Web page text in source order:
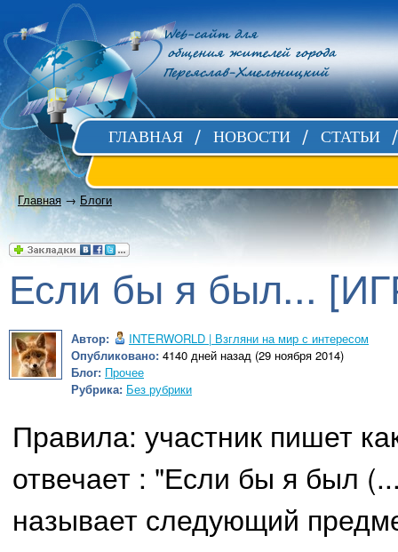
ГЛАВНАЯ НОВОСТИ СТАТЬИ
Главная→Блоги
Если бы я был...
Автор:
INTERWORLD | Взгляни на мир с интересом
Опубликовано: 4140 дней назад (29 ноября 2014)
Блог: Прочее
Рубрика: Без рубрики
Правила: участник пишет
отвечает : "Если бы я был
называет следующий